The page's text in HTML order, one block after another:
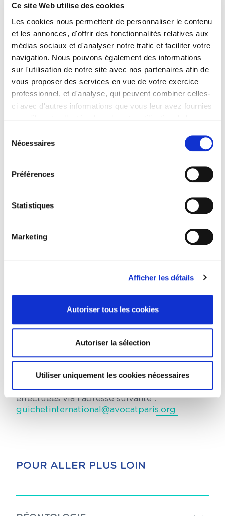
Ce site Web utilise des cookies
Les cookies nous permettent de personnaliser le contenu
et les annonces, d'offrir des fonctionnalités relatives aux
médias sociaux et d'analyser notre trafic et faciliter votre
navigation. Nous pouvons également des informations
sur l'utilisation de notre site avec nos partenaires afin de
vous proposer des services en vue de votre exercice
professionnel, et d'analyse, qui peuvent combiner celles-
ci avec d'autres informations que vous leur avez fournies
continuez à utiliser notre site Web.
Pour en savoir plus sur notre politique de traitement,
Nécessaires
Préférences
Statistiques
Marketing
Afficher les détails
Autoriser tous les cookies
Autoriser la sélection
Utiliser uniquement les cookies nécessaires
GUICHET INTERNATIONAL
Les avocats parisiens qui exercent à
l’étranger, que ce soit à titre principal ou
secondaire, rencontrent des problématiques
Afin de fluidifier et d’accélérer les réponses à
nécessitant de croiser plusieurs expertises, il
a été décidé de mettre en place un guichet
coordonner la production des éléments de
réponse en faisant l’interface avec les
avocats rencontrant des difficultés
dont la résolution n’est pas évidente.
ne doit pas empêcher, bien au contraire, aux
avocats qui exercent à l’étranger de prendre
directement attache avec les interlocuteurs
dans le vade-mecum, dès lors que ce dernier
est bien identifié. Les demandes doivent être
effectuées via l’adresse suivante :
guichetinternational@avocatparis.org
POUR ALLER PLUS LOIN